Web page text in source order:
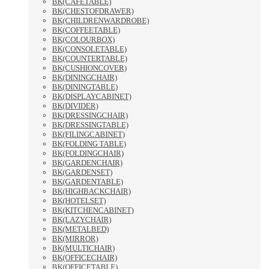
BK(CHESTOFDRAWER)
BK(CHILDRENWARDROBE)
BK(COFFEETABLE)
BK(COLOURBOX)
BK(CONSOLETABLE)
BK(COUNTERTABLE)
BK(CUSHIONCOVER)
BK(DININGCHAIR)
BK(DININGTABLE)
BK(DISPLAYCABINET)
BK(DIVIDER)
BK(DRESSINGCHAIR)
BK(DRESSINGTABLE)
BK(FILINGCABINET)
BK(FOLDING TABLE)
BK(FOLDINGCHAIR)
BK(GARDENCHAIR)
BK(GARDENSET)
BK(GARDENTABLE)
BK(HIGHBACKCHAIR)
BK(HOTELSET)
BK(KITCHENCABINET)
BK(LAZYCHAIR)
BK(METALBED)
BK(MIRROR)
BK(MULTICHAIR)
BK(OFFICECHAIR)
BK(OFFICETABLE)